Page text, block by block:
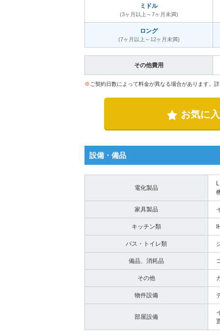
ミドル
(3ヶ月以上～7ヶ月未満)
ロング
(7ヶ月以上～12ヶ月未満)
その他費用
※ ご契約日数によって料金が異なる場合があります。
お気に
設備・備品
電化製品
家具製品
キッチン類
バス・トイレ類
備品、消耗品
その他
物件設備
部屋設備